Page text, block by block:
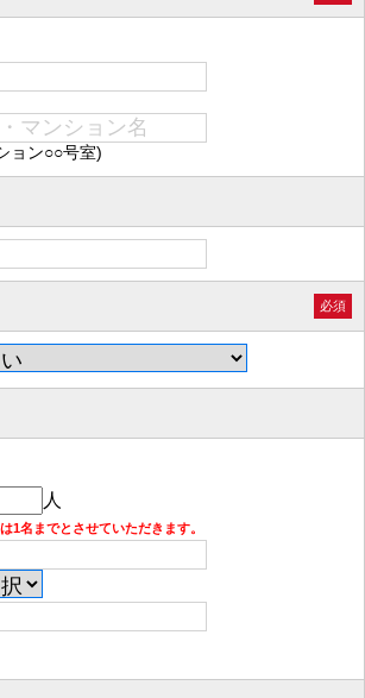
ョン○○号室)
必須
人
1名までとさせていただきます。